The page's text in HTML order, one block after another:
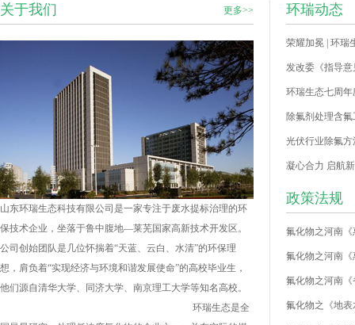
关于我们 更多>>
山东环瑞生态科技有限公司是一家专注于废水提标治理的环
保技术企业，坐落于鲁中腹地—莱芜国家高新技术开发区。
公司创始团队是几位怀揣着“天蓝、云白、水清”的环保理
想，肩负着“实现经济与环境和谐发展使命”的高校毕业生，
他们源自清华大学、同济大学、南京理工大学等知名高校。
环瑞生态是全
环瑞动态
荣耀加冕 | 环瑞
环瑞生态七周年
除氟剂处理含氟
光伏行业除氟
凝心合力 启航
政策法规
氟化物之《地表